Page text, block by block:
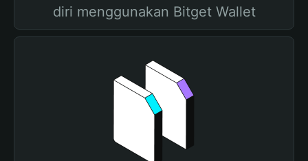
diri menggunakan Bitget Wallet